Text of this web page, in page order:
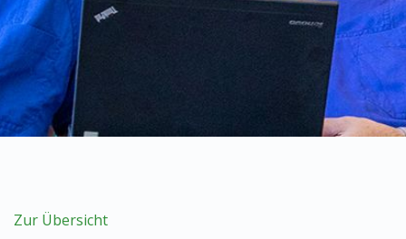
Zur Übersicht